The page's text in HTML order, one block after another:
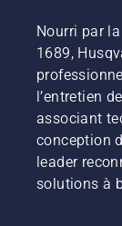
Nourri par
1689,
l’entretien
associant
conception
leader
solutions à